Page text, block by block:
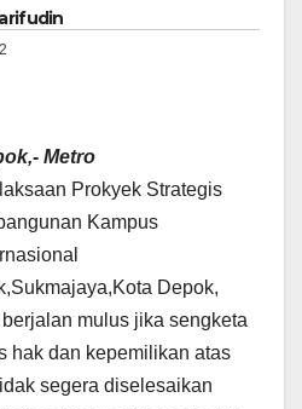
Metro
Prokyek Strategis
Kampus
Depok,
mulus jika sengketa
hak dan kepemilikan atas
segera diselesaikan